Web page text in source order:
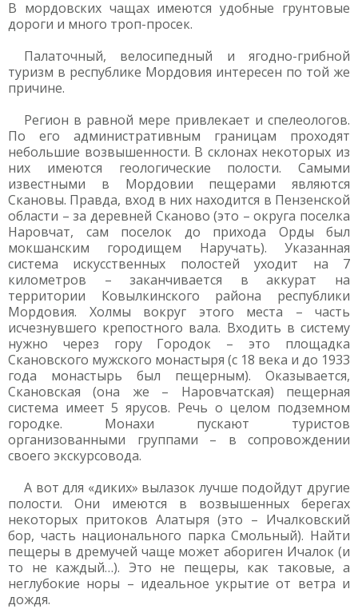
В мордовских чащах имеются удобные грунтовые
дороги и много троп-просек.
Палаточный, велосипедный и ягодно-грибной
туризм в республике Мордовия интересен по той же
причине.
Регион в равной мере привлекает и спелеологов.
По его административным границам проходят
небольшие возвышенности. В склонах некоторых из
них имеются геологические полости. Самыми
известными в Мордовии пещерами являются
Скановы. Правда, вход в них находится в Пензенской
области – за деревней Сканово (это – округа поселка
Наровчат, сам поселок до прихода Орды был
мокшанским городищем Наручать). Указанная
система искусственных полостей уходит на 7
километров – заканчивается в аккурат на
территории Ковылкинского района республики
Мордовия. Холмы вокруг этого места – часть
исчезнувшего крепостного вала. Входить в систему
нужно через гору Городок – это площадка
Скановского мужского монастыря (с 18 века и до 1933
года монастырь был пещерным). Оказывается,
Скановская (она же – Наровчатская) пещерная
система имеет 5 ярусов. Речь о целом подземном
городке. Монахи пускают туристов
организованными группами – в сопровождении
своего экскурсовода.
А вот для «диких» вылазок лучше подойдут другие
полости. Они имеются в возвышенных берегах
некоторых притоков Алатыря (это – Ичалковский
бор, часть национального парка Смольный). Найти
пещеры в дремучей чаще может абориген Ичалок (и
то не каждый…). Это не пещеры, как таковые, а
неглубокие норы – идеальное укрытие от ветра и
дождя.